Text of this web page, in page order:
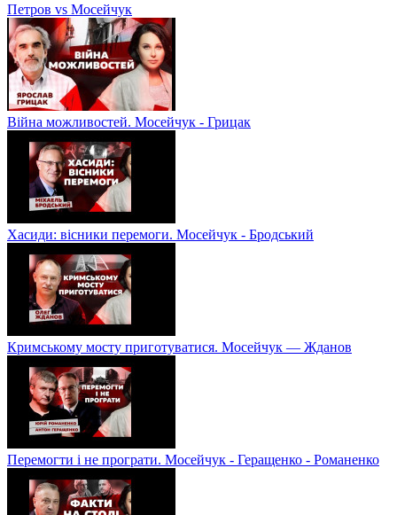
Петров vs Мосейчук
Війна можливостей. Мосейчук - Грицак
Хасиди: вісники перемоги. Мосейчук - Бродський
Кримському мосту приготуватися. Мосейчук — Жданов
Перемогти і не програти. Мосейчук - Геращенко - Романенко